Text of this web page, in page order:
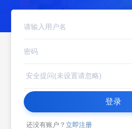
登录
还没有账户？ 立即注册